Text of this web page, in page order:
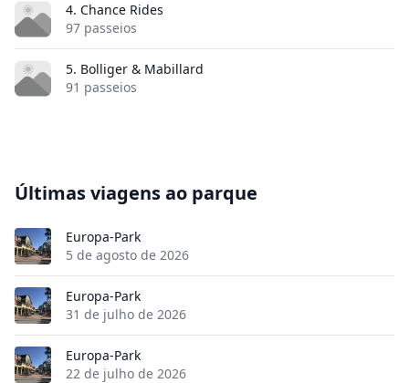
4. Chance Rides
97 passeios
5. Bolliger & Mabillard
91 passeios
Últimas viagens ao parque
Europa-Park
5 de agosto de 2026
Europa-Park
31 de julho de 2026
Europa-Park
22 de julho de 2026